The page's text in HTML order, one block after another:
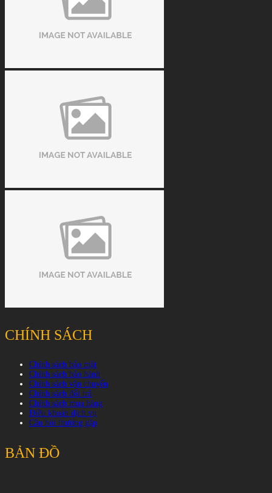
CHÍNH SÁCH
Chính sách bảo mật
Chính sách bảo hành
Chính sách vận chuyển
Chính sách đổi trả
Chính sách mua hàng
Điều khoản dịch vụ
Câu hỏi thường gặp
BẢN ĐỒ